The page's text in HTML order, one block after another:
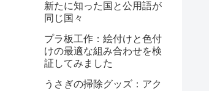
新たに知った国と公用語が
同じ国々
プラ板工作：絵付けと色付
けの最適な組み合わせを検
証してみました
うさぎの掃除グッズ：アク